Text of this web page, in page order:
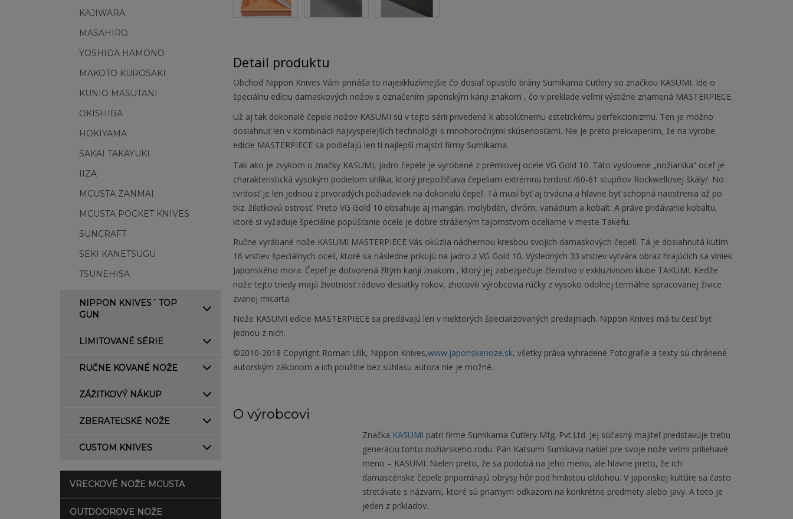
KAJIWARA
MASAHIRO
YOSHIDA HAMONO
MAKOTO KUROSAKI
KUNIO MASUTANI
OKISHIBA
HOKIYAMA
SAKAI TAKAYUKI
IIZA
MCUSTA ZANMAI
MCUSTA POCKET KNIVES
SUNCRAFT
SEKI KANETSUGU
TSUNEHISA
NIPPON KNIVES´ TOP
GUN
LIMITOVANÉ SÉRIE
RUČNE KOVANÉ NOŽE
ZÁŽITKOVÝ NÁKUP
ZBERATEĽSKÉ NOŽE
CUSTOM KNIVES
VRECKOVÉ NOŽE MCUSTA
OUTDOOROVE NOŽE
Detail produktu
Obchod Nippon Knives Vám prináša to najexkluzívnejšie čo dosiaľ opustilo brány Sumikama Cutlery so značkou KASUMI. Ide o
špeciálnu edíciu damaskových nožov s označením japonským kanji znakom , čo v preklade veľmi výstižne znamená MASTERPIECE.
Už aj tak dokonalé čepele nožov KASUMI sú v tejto sérii privedené k absolútnemu estetickému perfekcionizmu. Ten je možno
dosiahnuť len v kombinácii najvyspelejších technológii s mnohoročnými skúsenosťami. Nie je preto prekvapením, že na výrobe
edície MASTERPIECE sa podieľajú len tí najlepší majstri firmy Sumikama.
Tak ako je zvykom u značky KASUMI, jadro čepele je vyrobené z prémiovej ocele VG Gold 10. Táto vyslovene „nožiarska“ oceľ je
charakteristická vysokým podielom uhlíka, ktorý prepožičiava čepeliam extrémnu tvrdosť /60-61 stupňov Rockwellovej škály/. No
tvrdosť je len jednou z prvoradých požiadaviek na dokonalú čepeľ. Tá musí byť aj trvácna a hlavne byť schopná naostrenia až po
tkz. žiletkovú ostrosť. Preto VG Gold 10 obsahuje aj mangán, molybdén, chróm, vanádium a kobalt. A práve pridávanie kobaltu,
ktoré si vyžaduje špeciálne popúšťanie ocele je dobre stráženým tajomstvom oceliarne v meste Takefu.
Ručne vyrábané nože KASUMI MASTERPIECE Vás okúzlia nádhernou kresbou svojich damaskových čepelí. Tá je dosiahnutá kutím
16 vrstiev špeciálnych ocelí, ktoré sa následne prikujú na jadro z VG Gold 10. Výsledných 33 vrstiev vytvára obraz hrajúcich sa vlniek
Japonského mora. Čepeľ je dotvorená žltým kanji znakom , ktorý jej zabezpečuje členstvo v exkluzívnom klube TAKUMI. Keďže
nože tejto triedy majú životnosť rádovo desiatky rokov, zhotovili výrobcovia rúčky z vysoko odolnej termálne spracovanej živice
zvanej micarta.
Nože KASUMI edície MASTERPIECE sa predávajú len v niektorých špecializovaných predajniach. Nippon Knives má tu česť byť
jednou z nich.
©2010-2018 Copyright Roman Ulík, Nippon Knives,www.japonskenoze.sk, všetky práva vyhradené Fotografie a texty sú chránené
autorským zákonom a ich použitie bez súhlasu autora nie je možné.
O výrobcovi
Značka KASUMI patrí firme Sumikama Cutlery Mfg. Pvt.Ltd. Jej súčasný majiteľ predstavuje tretiu
generáciu tohto nožiarskeho rodu. Pán Katsumi Sumikava našiel pre svoje nože veľmi priliehavé
meno – KASUMI. Nielen preto, že sa podobá na jeho meno, ale hlavne preto, že ich
damascénske čepele pripomínajú obrysy hôr pod hmlistou oblohou. V japonskej kultúre sa často
stretávate s názvami, ktoré sú priamym odkazom na konkrétne predmety alebo javy. A toto je
jeden z príkladov.